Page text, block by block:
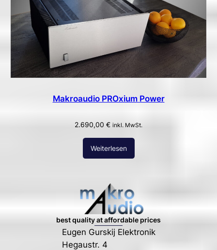
Makroaudio PROxium Power
2.690,00 € inkl. MwSt.
Weiterlesen
best quality at affordable prices
Eugen Gurskij Elektronik
Hegaustr. 4